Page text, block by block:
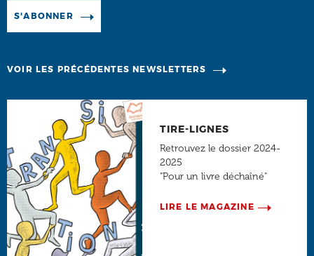
S'ABONNER
VOIR LES PRÉCÉDENTES NEWSLETTERS
TIRE-LIGNES
Retrouvez le dossier 2024-
2025
"Pour un livre déchaîné"
LIRE LE MAGAZINE